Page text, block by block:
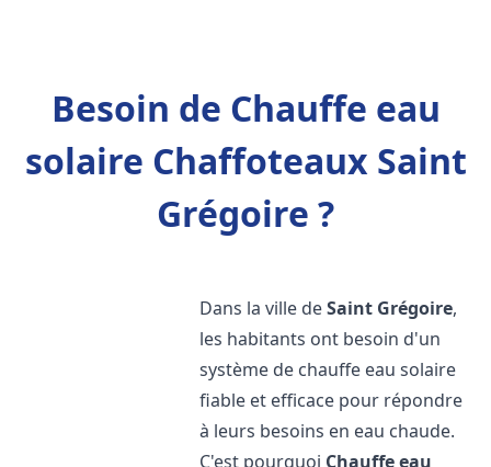
Besoin de Chauffe eau
solaire Chaffoteaux Saint
Grégoire ?
Dans la ville deSaint Grégoire,
les habitants ont besoin d'un
système de chauffe eau solaire
fiable et efficace pour répondre
à leurs besoins en eau chaude.
C'est pourquoi Chauffe eau